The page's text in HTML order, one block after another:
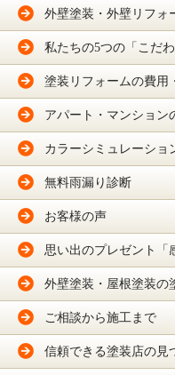
外壁塗装・外壁リフォ
私たちの5つの「こだわ
塗装リフォームの費用
アパート・マンション
カラーシミュレーショ
無料雨漏り診断
お客様の声
思い出のプレゼント「
外壁塗装・屋根塗装の
ご相談から施工まで
信頼できる塗装店の見